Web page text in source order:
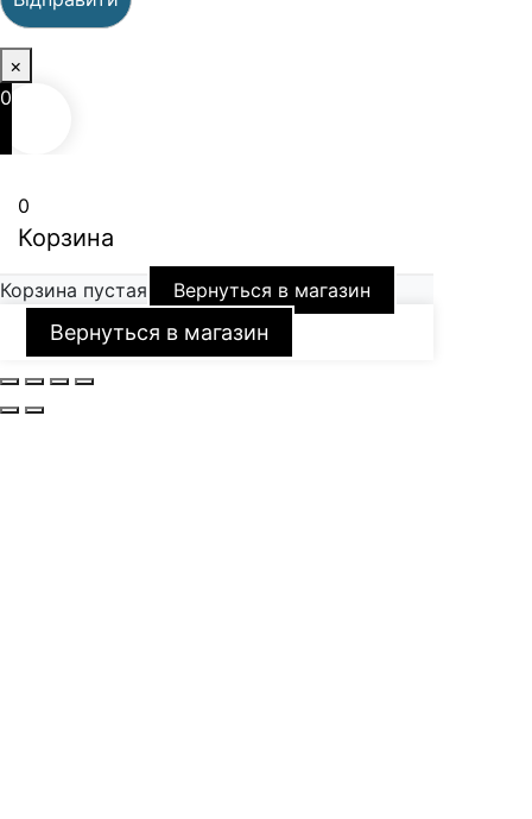
×
0
0
Корзина
Корзина пустая Вернуться в магазин
Вернуться в магазин